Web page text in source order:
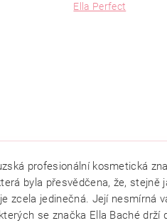
Ella Perfect
profesionální kosmetická
byla přesvědčena, že, stejně
zcela jedinečná. Její nesmírná
se značka Ella Baché drží